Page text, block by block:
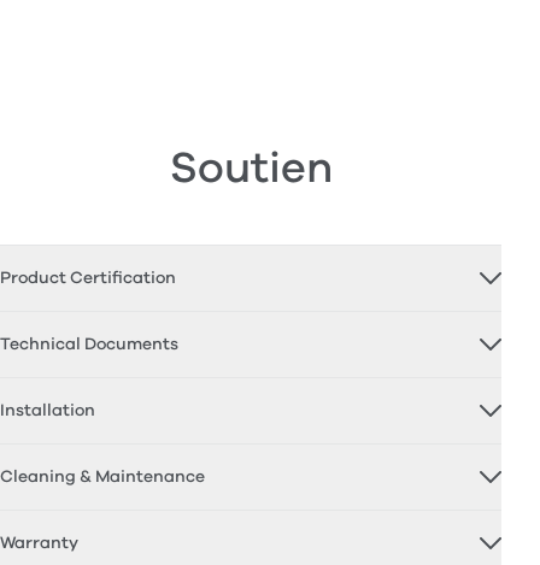
Soutien
Product Certification
Technical Documents
Installation
Cleaning & Maintenance
Warranty